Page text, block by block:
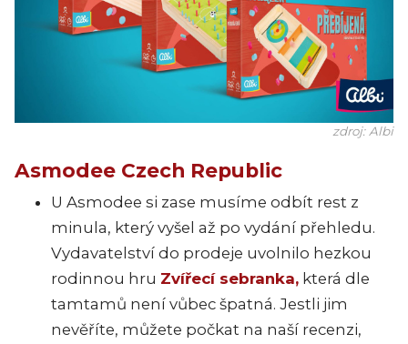
zdroj: Albi
Asmodee Czech Republic
U Asmodee si zase musíme odbít rest z
minula, který vyšel až po vydání přehledu.
Vydavatelství do prodeje uvolnilo hezkou
rodinnou hru Zvířecí sebranka, která dle
tamtamů není vůbec špatná. Jestli jim
nevěříte, můžete počkat na naší recenzi,